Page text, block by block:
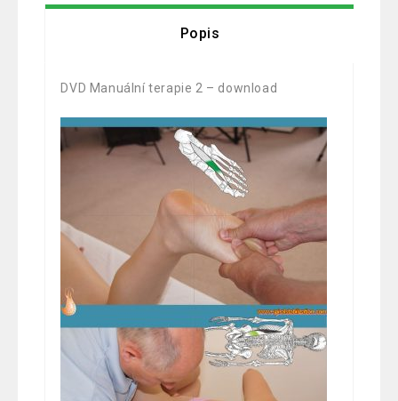
Popis
DVD Manuální terapie 2 – download